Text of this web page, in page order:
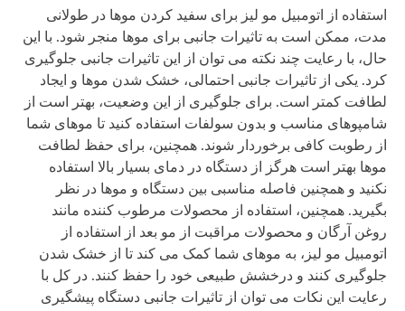
استفاده از اتومبیل مو لیز برای سفید کردن موها در طولانی
مدت، ممکن است به تاثیرات جانبی برای موها منجر شود. با این
حال، با رعایت چند نکته می توان از این تاثیرات جانبی جلوگیری
کرد. یکی از تاثیرات جانبی احتمالی، خشک شدن موها و ایجاد
لطافت کمتر است. برای جلوگیری از این وضعیت، بهتر است از
شامپو‌های مناسب و بدون سولفات استفاده کنید تا موهای شما
از رطوبت کافی برخوردار شوند. همچنین، برای حفظ لطافت
موها بهتر است هرگز از دستگاه در دمای بسیار بالا استفاده
نکنید و همچنین فاصله مناسبی بین دستگاه و موها در نظر
بگیرید. همچنین، استفاده از محصولات مرطوب کننده مانند
روغن آرگان و محصولات مراقبت از مو بعد از استفاده از
اتومبیل مو لیز، به موهای شما کمک می کند تا از خشک شدن
جلوگیری کنند و درخشش طبیعی خود را حفظ کنند. در کل با
رعایت این نکات می توان از تاثیرات جانبی دستگاه پیشگیری